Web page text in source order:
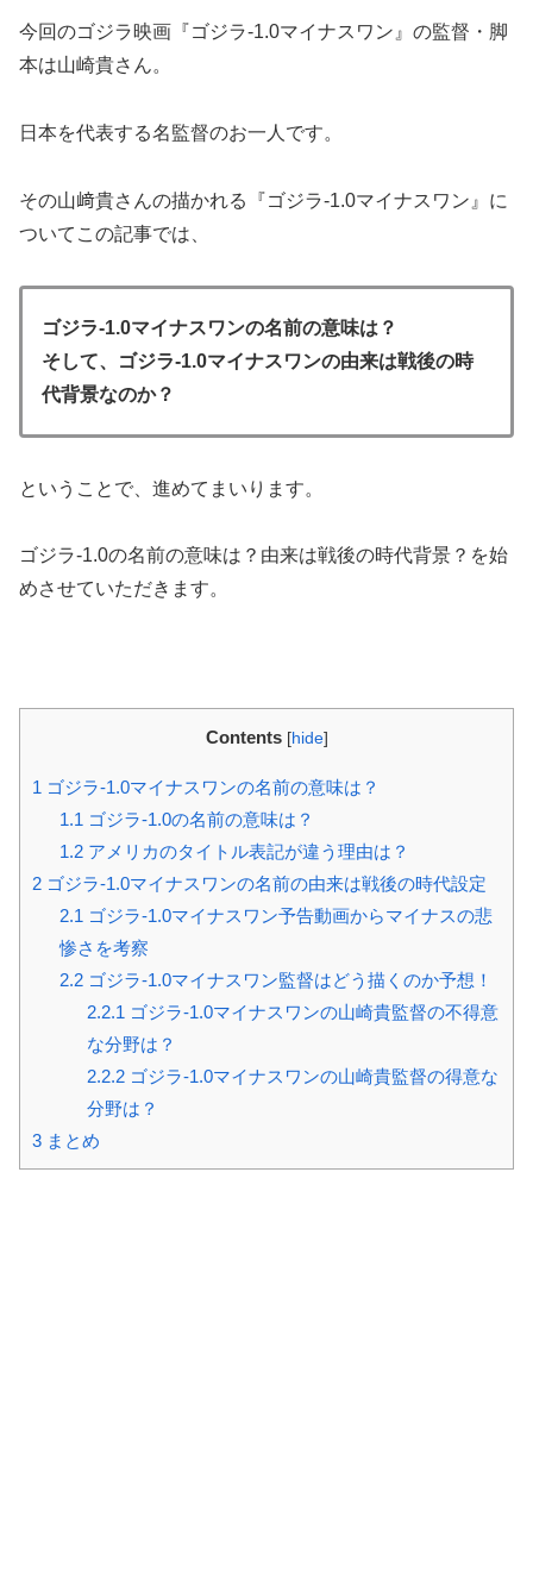
今回のゴジラ映画『ゴジラ-1.0マイナスワン』の監督・脚
本は山崎貴さん。
日本を代表する名監督のお一人です。
その山﨑貴さんの描かれる『ゴジラ-1.0マイナスワン』に
ついてこの記事では、
ゴジラ-1.0マイナスワンの名前の意味は？
そして、ゴジラ-1.0マイナスワンの由来は戦後の時
代背景なのか？
ということで、進めてまいります。
ゴジラ-1.0の名前の意味は？由来は戦後の時代背景？を始
めさせていただきます。
Contents [hide]
1 ゴジラ-1.0マイナスワンの名前の意味は？
1.1 ゴジラ-1.0の名前の意味は？
1.2アメリカのタイトル表記が違う理由は？
2 ゴジラ-1.0マイナスワンの名前の由来は戦後の時代設定
2.1 ゴジラ-1.0マイナスワン予告動画からマイナスの悲
惨さを考察
2.2ゴジラ-1.0マイナスワン監督はどう描くのか予想！
2.2.1 ゴジラ-1.0マイナスワンの山崎貴監督の不得意
な分野は？
2.2.2ゴジラ-1.0マイナスワンの山崎貴監督の得意な
分野は？
3 まとめ